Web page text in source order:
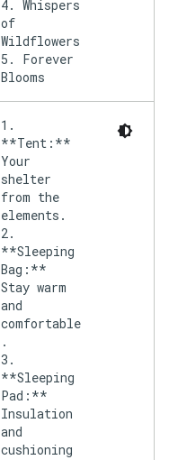
4. Whispers
of
Wildflowers
5. Forever
1.
**Tent:**
Your
shelter
from the
elements.
2.
**Sleeping
Bag:**
Stay warm
and
comfortable
.
3.
**Sleeping
Pad:**
Insulation
and
cushioning